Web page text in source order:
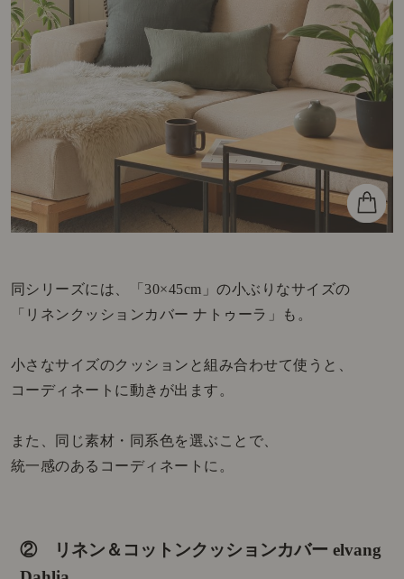
同シリーズには、「30×45cm」の小ぶりなサイズの
「リネンクッションカバー ナトゥーラ」も。
小さなサイズのクッションと組み合わせて使うと、
コーディネートに動きが出ます。
また、同じ素材・同系色を選ぶことで、
統一感のあるコーディネートに。
② リネン＆コットンクッションカバー elvang